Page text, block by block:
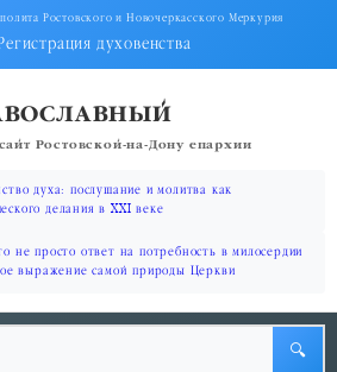
Ростовского и Новочеркасского Меркурия
духовенства
Ростовской-на-Дону епархии
духа: послушание и молитва как
делания в XXI веке
не просто ответ на потребность в милосердии
выражение самой природы Церкви
🔍